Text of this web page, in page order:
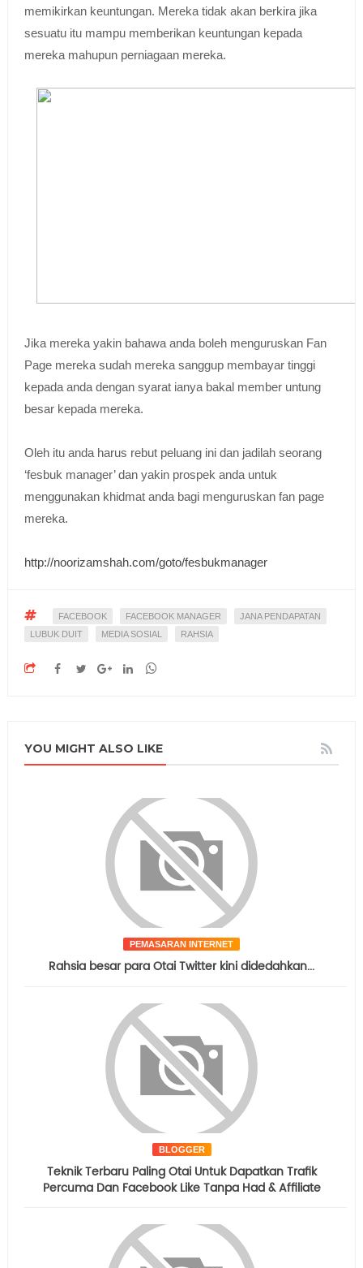
memikirkan keuntungan. Mereka tidak akan berkira jika
sesuatu itu mampu memberikan keuntungan kepada
mereka mahupun perniagaan mereka.
Jika mereka yakin bahawa anda boleh menguruskan Fan
Page mereka sudah mereka sanggup membayar tinggi
kepada anda dengan syarat ianya bakal member untung
besar kepada mereka.
Oleh itu anda harus rebut peluang ini dan jadilah seorang
‘fesbuk manager’ dan yakin prospek anda untuk
menggunakan khidmat anda bagi menguruskan fan page
mereka.
http://noorizamshah.com/goto/fesbukmanager
FACEBOOK FACEBOOK MANAGER
JANA PENDAPATAN
LUBUK DUIT
MEDIA SOSIAL RAHSIA
YOU MIGHT ALSO LIKE
PEMASARAN INTERNET
Rahsia besar para Otai Twitter kini didedahkan...
BLOGGER
Teknik Terbaru Paling Otai Untuk Dapatkan Trafik
Percuma Dan Facebook Like Tanpa Had & Affiliate